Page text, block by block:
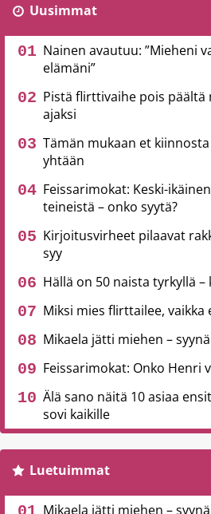
Uusimmat
Nainen avautuu: ”Mieheni
elämäni”
Pistä flirttivaihe pois päältä
ajaksi
Tämän mukaan et
yhtään
Feissarimokat: Keski-
teineistä – onko syytä?
Kirjoitusvirheet pilaavat
syy
Hällä on 50 naista tyrkyllä –
Miksi mies flirttailee,
Mikaela jätti miehen –
Feissarimokat: Onko Henri
Älä sano näitä 10 asiaa
sovi kaikille
Luetuimmat
Mikaela jätti miehen –